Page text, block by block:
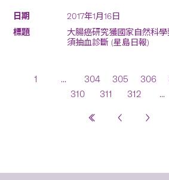
2017年1月16日
大腸癌研究獲國家自然科
須抽血診斷 (星島日報)
1 ... 304 305 306
310
311 312 ...